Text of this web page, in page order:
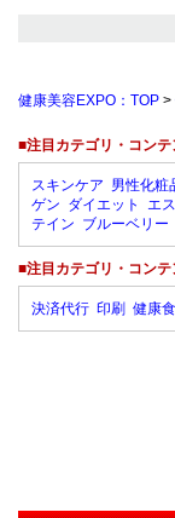
健康美容EXPO：TOP >
■注目カテゴリ・コンテ
スキンケア 男性化粧
ゲン ダイエット エ
テイン ブルーベリー
■注目カテゴリ・コンテ
決済代行 印刷 健康